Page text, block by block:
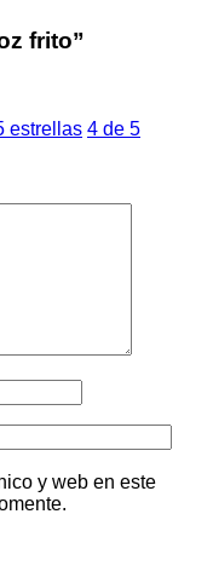
frito”
estrellas 4 de 5
y web en este